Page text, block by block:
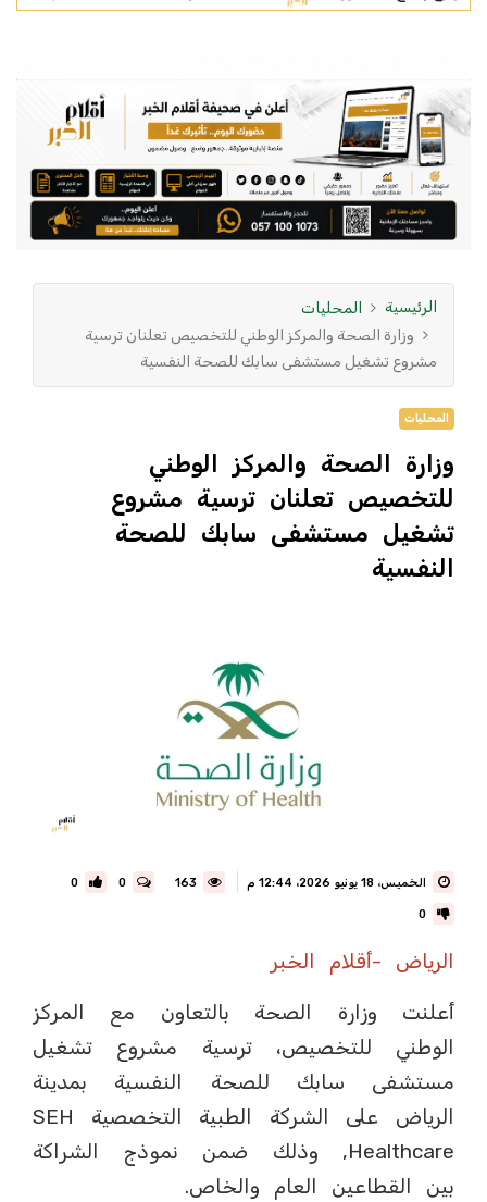
الرئيسية
المحليات
وزارة الصحة والمركز الوطني للتخصيص تعلنان ترسية
مشروع تشغيل مستشفى سابك للصحة النفسية
المحليات
وزارة الصحة والمركز الوطني
للتخصيص تعلنان ترسية مشروع
تشغيل مستشفى سابك للصحة
النفسية
الخميس، 18 يونيو 2026، 12:44 م 0
0
0
الرياض -أقلام الخبر
أعلنت وزارة الصحة بالتعاون مع المركز
الوطني للتخصيص، ترسية مشروع تشغيل
مستشفى سابك للصحة النفسية بمدينة
الرياض على الشركة الطبية التخصصية SEH
Healthcare, وذلك ضمن نموذج الشراكة
بين القطاعين العام والخاص.